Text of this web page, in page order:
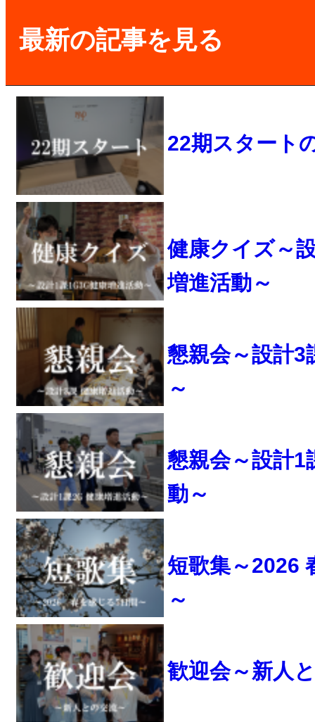
最新の記事を見る
22期スタート
健康クイズ～
増進活動～
懇親会～設計3
～
懇親会～設計1
動～
短歌集～2026
～
歓迎会～新人